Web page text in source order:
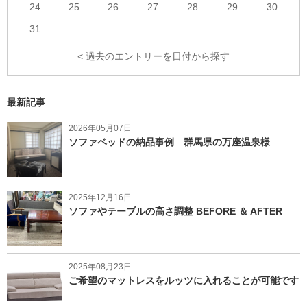
24
25 26 27 28 29
30
31
< 過去のエントリーを日付から探す
最新記事
2026年05月07日
ソファベッドの納品事例 群馬県の万座温泉様
2025年12月16日
ソファやテーブルの高さ調整 BEFORE ＆ AFTER
2025年08月23日
ご希望のマットレスをルッツに入れることが可能です